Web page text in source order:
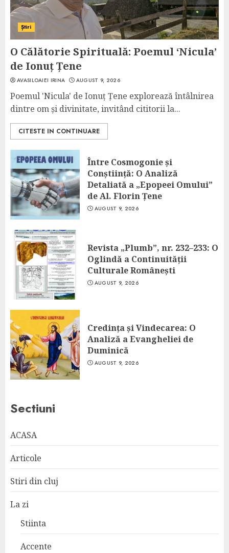
Știri
O Călătorie Spirituală: Poemul ‘Nicula’
de Ionuț Țene
AVASILOAIEI IRINA AUGUST 9, 2026
Poemul 'Nicula' de Ionuț Țene explorează întâlnirea
dintre om și divinitate, invitând cititorii la...
CITESTE IN CONTINUARE
Între Cosmogonie și
Conștiință: O Analiză
Detaliată a „Epopeei Omului”
de Al. Florin Țene
AUGUST 9, 2026
Revista „Plumb”, nr. 232–233: O
Oglindă a Continuității
Culturale Românești
AUGUST 9, 2026
Credința și Vindecarea: O
Analiză a Evangheliei de
Duminică
AUGUST 9, 2026
Sectiuni
ACASA
Articole
Stiri din cluj
La zi
Stiinta
Accente